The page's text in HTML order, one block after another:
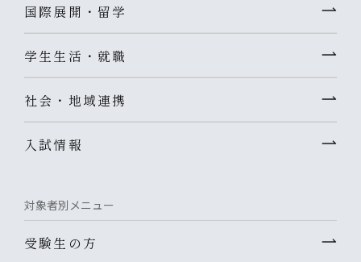
国際展開・留学
学生生活・就職
社会・地域連携
入試情報
対象者別メニュー
受験生の方